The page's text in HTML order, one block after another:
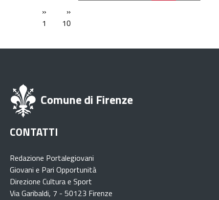
»
1
»
10
Comune di Firenze
CONTATTI
Redazione Portalegiovani
Giovani e Pari Opportunità
Direzione Cultura e Sport
Via Garibaldi, 7 - 50123 Firenze